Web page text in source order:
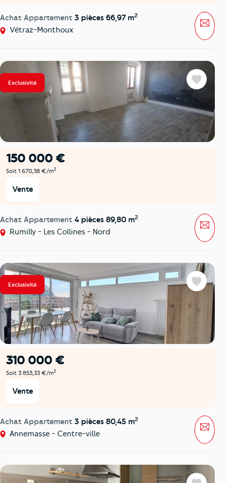
Achat Appartement 3 pièces 66,97 m2
Vétraz-Monthoux
Exclusivité
150 000 €
Soit 1 670,38 €/m2
Vente
Achat Appartement 4 pièces 89,80 m2
Rumilly - Les Collines - Nord
Favoris
Exclusivité
310 000 €
Soit 3 853,33 €/m2
Vente
Achat Appartement 3 pièces 80,45 m2
Annemasse - Centre-ville
Favoris